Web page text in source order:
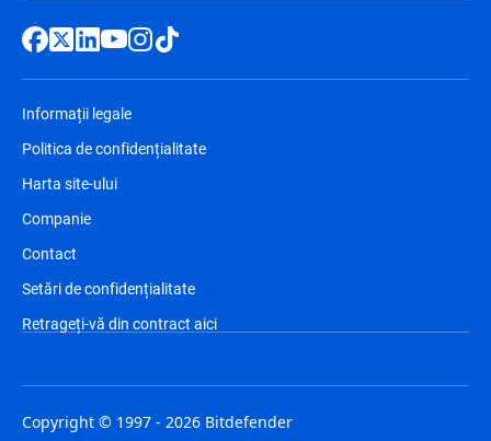
Informații legale
Politica de confidențialitate
Harta site-ului
Companie
Contact
Setări de confidențialitate
Retrageți-vă din contract aici
Copyright © 1997 - 2026 Bitdefender